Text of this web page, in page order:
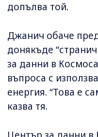
допълва той.
Джанич обаче
донякъде
за данни в
въпроса с
енергия. “Това е
казва тя.